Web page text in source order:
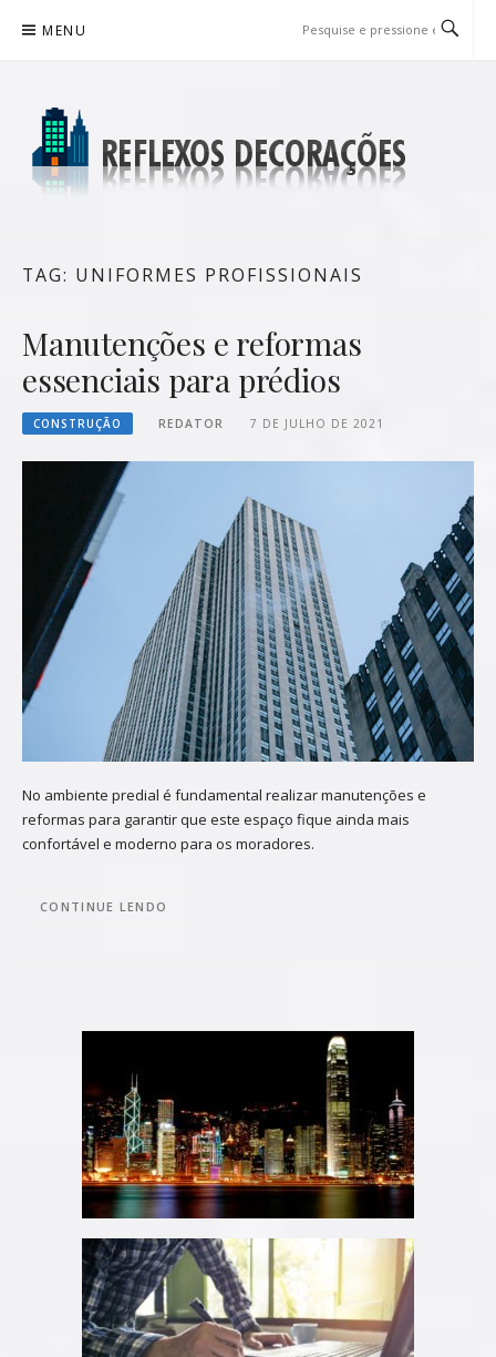
para
MENU
TAG: UNIFORMES PROFISSIONAIS
Manutenções e reformas
essenciais para prédios
CONSTRUÇÃO REDATOR 7 DE JULHO DE 2021
No ambiente predial é fundamental realizar manutenções e
reformas para garantir que este espaço fique ainda mais
confortável e moderno para os moradores.
CONTINUE LENDO